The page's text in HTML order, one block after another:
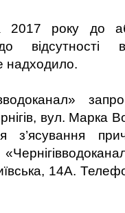
року до
відсутності
надходило.
вул. Марка
з’ясування
14А.